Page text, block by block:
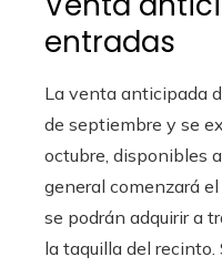
entradas
La venta anticipada
de septiembre y se
octubre, disponibles
general comenzará
se podrán adquirir a
la taquilla del recinto.